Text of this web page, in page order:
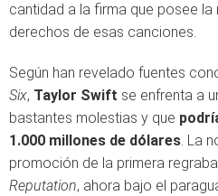
cantidad a la firma que posee
derechos de esas canciones.
Según han revelado fuentes
Six, Taylor Swift se enfrenta a
bastantes molestias y que
1.000 millones de dólares. La
promoción de la primera
Reputation, ahora bajo el